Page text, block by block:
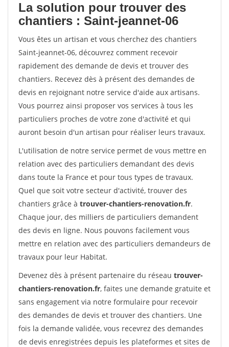
La solution pour trouver des
chantiers : Saint-jeannet-06
Vous êtes un artisan et vous cherchez des chantiers
Saint-jeannet-06, découvrez comment recevoir
rapidement des demande de devis et trouver des
chantiers. Recevez dès à présent des demandes de
devis en rejoignant notre service d'aide aux artisans.
Vous pourrez ainsi proposer vos services à tous les
particuliers proches de votre zone d'activité et qui
auront besoin d'un artisan pour réaliser leurs travaux.
L'utilisation de notre service permet de vous mettre en
relation avec des particuliers demandant des devis
dans toute la France et pour tous types de travaux.
Quel que soit votre secteur d'activité, trouver des
chantiers grâce à trouver-chantiers-renovation.fr.
Chaque jour, des milliers de particuliers demandent
des devis en ligne. Nous pouvons facilement vous
mettre en relation avec des particuliers demandeurs de
travaux pour leur Habitat.
Devenez dès à présent partenaire du réseau trouver-
chantiers-renovation.fr, faites une demande gratuite et
sans engagement via notre formulaire pour recevoir
des demandes de devis et trouver des chantiers. Une
fois la demande validée, vous recevrez des demandes
de devis enregistrées depuis les plateformes et sites de